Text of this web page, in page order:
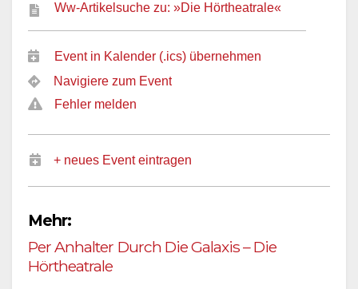
Ww-Artikelsuche zu: »Die Hörtheatrale«
Event in Kalender (.ics) übernehmen
Navigiere zum Event
Fehler melden
+ neues Event eintragen
Mehr:
Per Anhalter Durch Die Galaxis – Die
Hörtheatrale